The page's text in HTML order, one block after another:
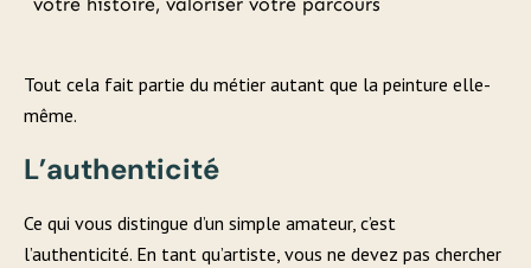
votre histoire, valoriser votre parcours
Tout cela fait partie du métier autant que la peinture elle-
même.
L’authenticité
Ce qui vous distingue d’un simple amateur, c’est
l’authenticité. En tant qu’artiste, vous ne devez pas chercher